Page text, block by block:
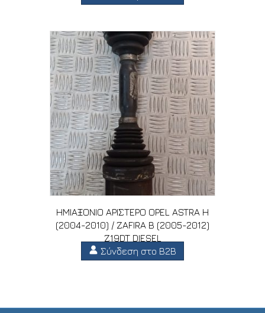
ΗΜΙΑΞΟΝΙΟ ΑΡΙΣΤΕΡΟ OPEL ASTRA H
(2004-2010) / ZAFIRA B (2005-2012)
Z19DT DIESEL
Σύνδεση στο B2B